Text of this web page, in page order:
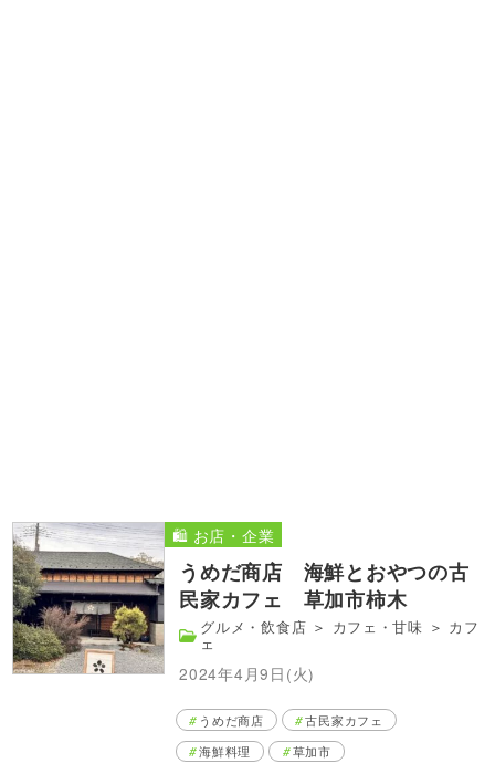
うめだ商店 海鮮とおやつの古
民家カフェ 草加市柿木
グルメ・飲食店 ＞ カフェ・甘味 ＞ カフ
ェ
2024年4月9日(火)
🛍️ お店・企業
うめだ商店
古民家カフェ
海鮮料理
草加市